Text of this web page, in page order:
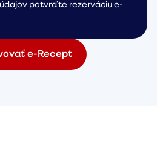
potvrďte rezerváciu e-
e-Recept